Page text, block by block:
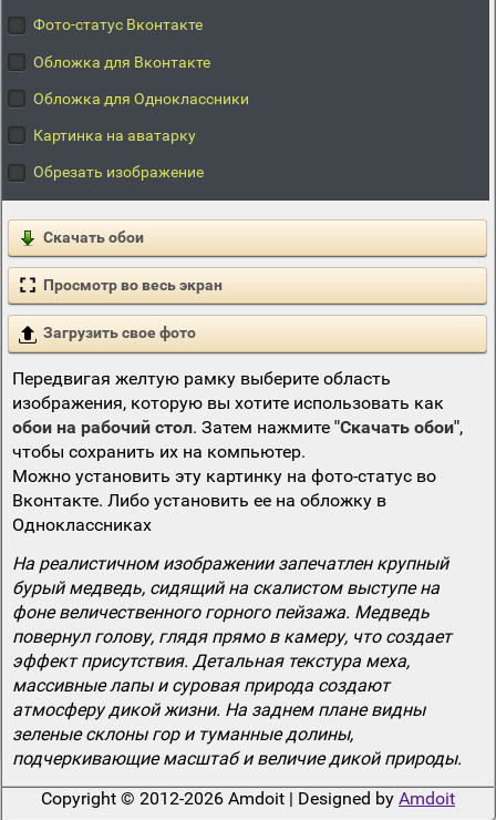
Фото-статус Вконтакте
Обложка для Вконтакте
Обложка для Одноклассники
Картинка на аватарку
Обрезать изображение
Скачать обои
Просмотр во весь экран
Загрузить свое фото
Передвигая желтую рамку выберите область
изображения, которую вы хотите использовать как
обои на рабочий стол. Затем нажмите "Скачать обои",
чтобы сохранить их на компьютер.
Можно установить эту картинку на фото-статус во
Вконтакте. Либо установить ее на обложку в
Одноклассниках
На реалистичном изображении запечатлен крупный
бурый медведь, сидящий на скалистом выступе на
фоне величественного горного пейзажа. Медведь
повернул голову, глядя прямо в камеру, что создает
эффект присутствия. Детальная текстура меха,
массивные лапы и суровая природа создают
атмосферу дикой жизни. На заднем плане видны
зеленые склоны гор и туманные долины,
подчеркивающие масштаб и величие дикой природы.
Copyright © 2012-2026 Amdoit | Designed by Amdoit